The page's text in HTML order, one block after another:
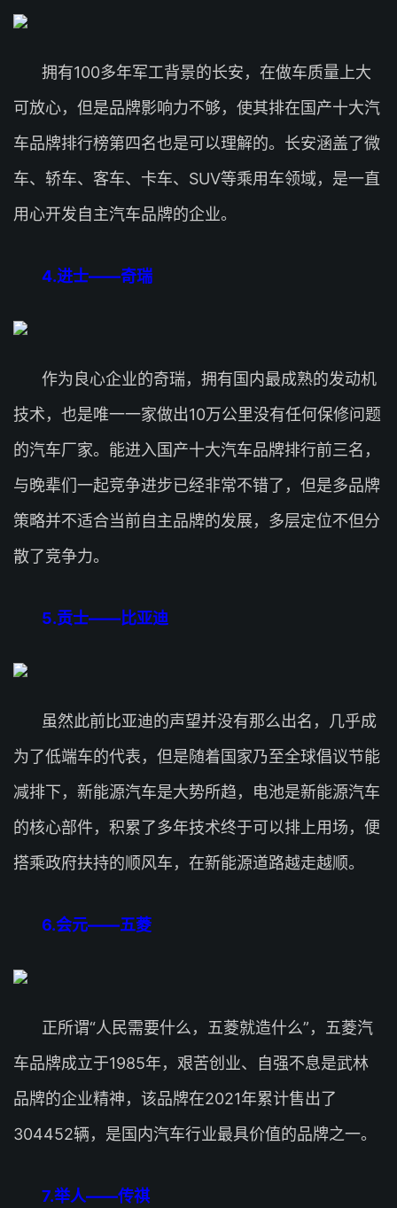
拥有100多年军工背景的长安，在做车质量上大
可放心，但是品牌影响力不够，使其排在国产十大汽
车品牌排行榜第四名也是可以理解的。长安涵盖了微
车、轿车、客车、卡车、SUV等乘用车领域，是一直
用心开发自主汽车品牌的企业。
4.进士——奇瑞
作为良心企业的奇瑞，拥有国内最成熟的发动机
技术，也是唯一一家做出10万公里没有任何保修问题
的汽车厂家。能进入国产十大汽车品牌排行前三名，
与晚辈们一起竞争进步已经非常不错了，但是多品牌
策略并不适合当前自主品牌的发展，多层定位不但分
散了竞争力。
5.贡士——比亚迪
虽然此前比亚迪的声望并没有那么出名，几乎成
为了低端车的代表，但是随着国家乃至全球倡议节能
减排下，新能源汽车是大势所趋，电池是新能源汽车
的核心部件，积累了多年技术终于可以排上用场，便
搭乘政府扶持的顺风车，在新能源道路越走越顺。
6.会元——五菱
正所谓“人民需要什么，五菱就造什么”，五菱汽
车品牌成立于1985年，艰苦创业、自强不息是武林
品牌的企业精神，该品牌在2021年累计售出了
304452辆，是国内汽车行业最具价值的品牌之一。
7.举人——传祺